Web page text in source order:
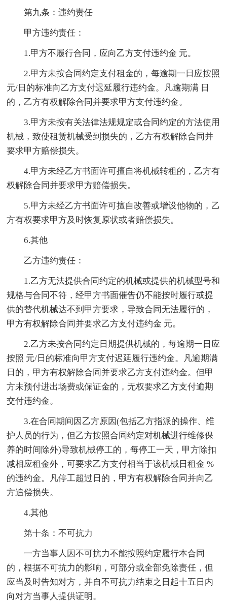
第九条：违约责任
甲方违约责任：
1.甲方不履行合同，应向乙方支付违约金 元。
2.甲方未按合同约定支付租金的，每逾期一日应按照
元/日的标准向乙方支付迟延履行违约金。凡逾期满 日
的，乙方有权解除合同并要求甲方支付违约金。
3.甲方未按有关法律法规规定或合同约定的方法使用
机械，致使租赁机械受到损失的，乙方有权解除合同并
要求甲方赔偿损失。
4.甲方未经乙方书面许可擅自将机械转租的，乙方有
权解除合同并要求甲方赔偿损失。
5.甲方未经乙方书面许可擅自改善或增设他物的，乙
方有权要求甲方及时恢复原状或者赔偿损失。
6.其他
乙方违约责任：
1.乙方无法提供合同约定的机械或提供的机械型号和
规格与合同不符，经甲方书面催告仍不能按时履行或提
供的替代机械达不到甲方要求，导致合同无法履行的，
甲方有权解除合同并要求乙方支付违约金 元。
2.乙方未按合同约定日期提供机械的，每逾期一日应
按照 元/日的标准向甲方支付迟延履行违约金。凡逾期满
日的，甲方有权解除合同并要求乙方支付违约金。但甲
方未预付进出场费或保证金的，无权要求乙方支付逾期
交付违约金。
3.在合同期间因乙方原因(包括乙方指派的操作、维
护人员的行为，但乙方按照合同约定对机械进行维修保
养的时间除外)导致机械停工的，每停工一天，甲方除扣
减相应租金外，可要求乙方支付相当于该机械日租金 %
的违约金。凡停工超过日的，甲方有权解除合同并向乙
方追偿损失。
4.其他
第十条：不可抗力
一方当事人因不可抗力不能按照约定履行本合同
的，根据不可抗力的影响，可部分或全部免除责任，但
应当及时告知对方，并自不可抗力结束之日起十五日内
向对方当事人提供证明。